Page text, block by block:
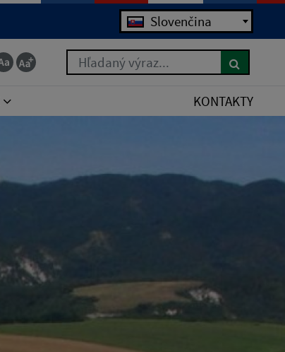
Jazyk Slovenčina
Hľadaný výraz...
KONTAKTY